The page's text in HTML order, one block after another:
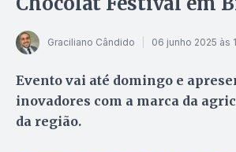
Graciliano Cândido 06 junho 2025 às
Evento vai até domingo e
inovadores com a marca da
da região.